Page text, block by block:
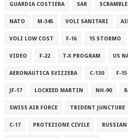
GUARDIA COSTIERA SAR SCRAMBLE
NATO M-345 VOLI SANITARI
VOLI LOW COST F-16 15 STORMO
VIDEO F-22 T-X PROGRAM US
AERONAUTICA SVIZZERA C-130 F-15
JF-17 LOCKEED MARTIN NH-90
SWISS AIR FORCE TRIDENT JUNCTURE
C-17 PROTEZIONE CIVILE RUSSIAN